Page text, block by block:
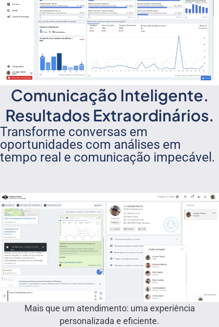
Comunicação Inteligente.
Resultados Extraordinários.
Transforme conversas em
oportunidades com análises em
tempo real e comunicação impecável.
Mais que um atendimento: uma experiência
personalizada e eficiente.